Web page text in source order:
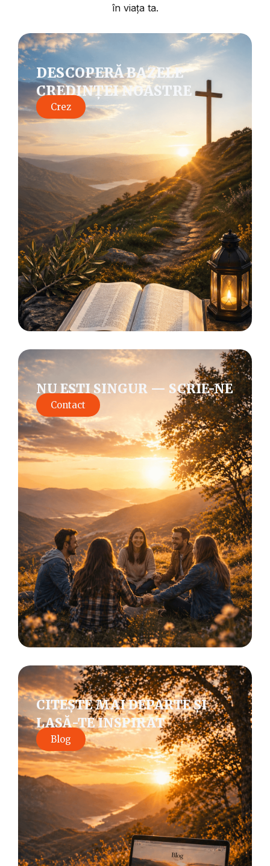
în viața ta.
DESCOPERĂ BAZELE
CREDINȚEI NOASTRE
Crez
NU EȘTI SINGUR — SCRIE-NE
Contact
CITEȘTE MAI DEPARTE ȘI
LASĂ-TE INSPIRAT
Blog